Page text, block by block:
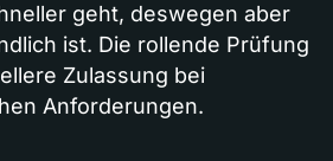
geht, deswegen aber
ist. Die rollende Prüfung
Zulassung bei
Anforderungen.